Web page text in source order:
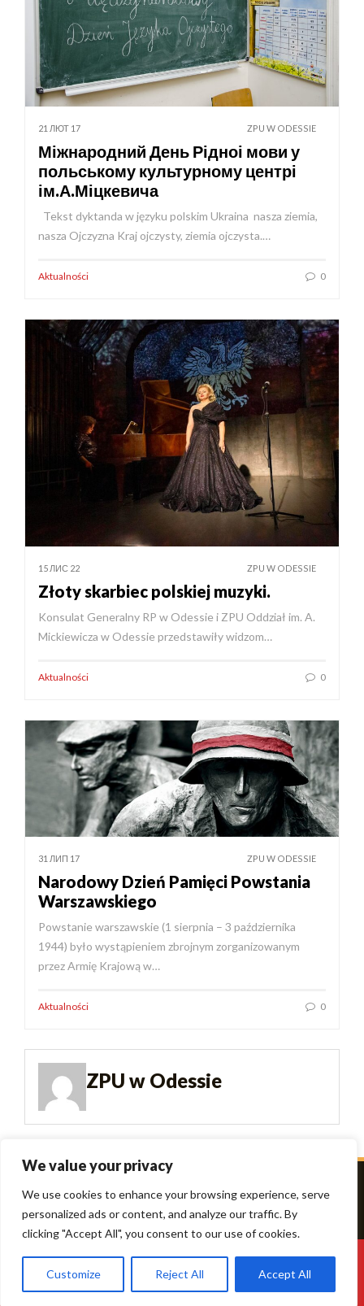
We value your privacy
We use cookies to enhance your browsing experience, serve
personalized ads or content, and analyze our traffic. By
clicking "Accept All", you consent to our use of cookies.
Customize Reject All Accept All
21 ЛЮТ 17 ZPU W ODESSIE
Міжнародний День Рідноі мови у
польському культурному центрі
ім.А.Міцкевича
Tekst dyktanda w języku polskim Ukraina nasza ziemia,
nasza Ojczyzna Kraj ojczysty, ziemia ojczysta.…
Aktualności 0
15 ЛИС 22 ZPU W ODESSIE
Złoty skarbiec polskiej muzyki.
Konsulat Generalny RP w Odessie i ZPU Oddział im. A.
Mickiewicza w Odessie przedstawiły widzom…
Aktualności 0
31 ЛИП 17 ZPU W ODESSIE
Narodowy Dzień Pamięci Powstania
Warszawskiego
Powstanie warszawskie (1 sierpnia – 3 października
1944) było wystąpieniem zbrojnym zorganizowanym
przez Armię Krajową w…
Aktualności 0
ZPU w Odessie
Theme Designed by IndiThemes|Copyright © 2026 Polacy
Odessy. All Rights Reserved.